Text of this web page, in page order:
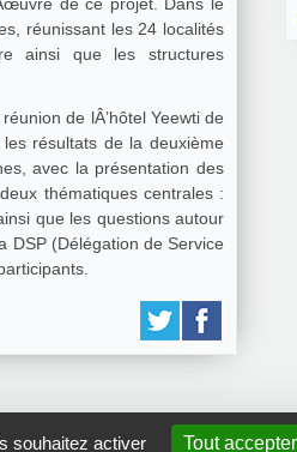
souhaitez activer Tout accepter
réunissant les 24 localités
ainsi que les structures
de lÂ’hôtel Yeewti de
résultats de la deuxième
avec la présentation des
thématiques centrales :
que les questions autour
DSP (Délégation de Service